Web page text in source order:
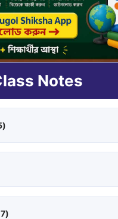
Notes
7)